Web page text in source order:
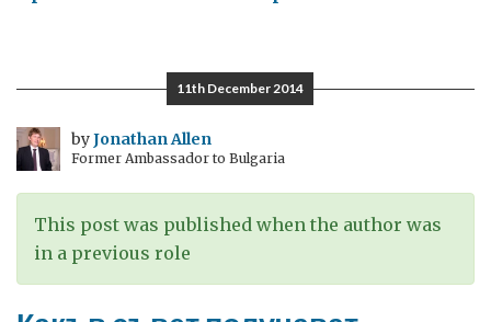
се
чувствам
напълно
свободен
11th December 2014
byJonathan Allen
Former Ambassador to Bulgaria
This post was published when the author was
in a previous role